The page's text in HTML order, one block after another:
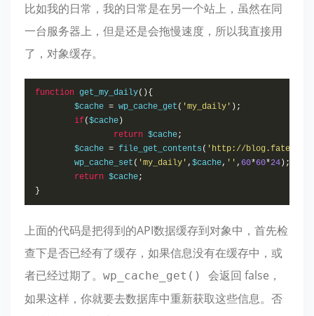
比如我的日常，我的日常是在另一个站上，虽然在同
一台服务器上，但是还是会拖慢速度，所以我直接用
了，对象缓存。
function get_my_daily(){
	$cache
= wp_cache_get ( 'my_daily' );
if($cache )
return $cache;
	$cache
= file_get_contents ( 'http://
	wp_cache_set
( 'my_daily' , $cache, '' , 60*60*24 );
return $cache;
}
上面的代码是把得到的API数据缓存到对象中，首先检
查下是否已经有了缓存，如果信息没有在缓存中，或
者已经过期了。 wp_cache_get() 会返回 false，
如果这样，你就要去数据库中重新获取这些信息。否